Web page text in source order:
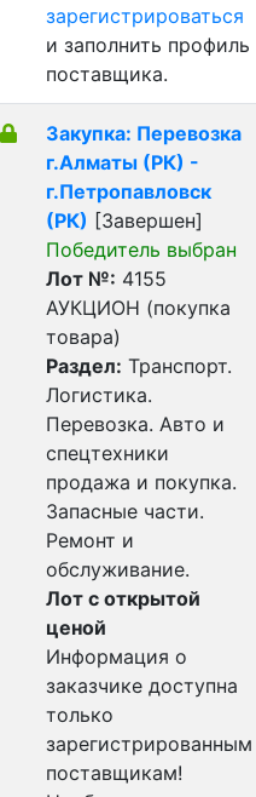
зарегистрироваться
и заполнить профиль
поставщика.
Закупка: Перевозка
г.Алматы (РК) -
г.Петропавловск
(РК) [Завершен]
Победитель выбран
Лот №: 4155
АУКЦИОН (покупка
товара)
Раздел: Транспорт.
Логистика.
Перевозка. Авто и
спецтехники
продажа и покупка.
Запасные части.
Ремонт и
обслуживание.
Лот с открытой
ценой
Информация о
заказчике доступна
только
зарегистрированным
поставщикам!